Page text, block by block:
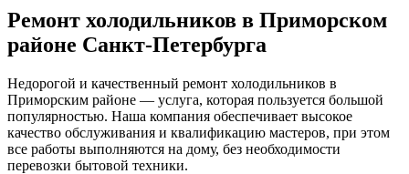
Ремонт холодильников в Приморском
районе Санкт-Петербурга
Недорогой и качественный ремонт холодильников в
Приморским районе — услуга, которая пользуется большой
популярностью. Наша компания обеспечивает высокое
качество обслуживания и квалификацию мастеров, при этом
все работы выполняются на дому, без необходимости
перевозки бытовой техники.